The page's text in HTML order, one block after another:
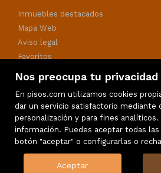
Nos preocupa tu privacidad
En pisos.com utilizamos cookies
dar un servicio satisfactorio mediante
personalización y para fines analíticos.
información. Puedes aceptar todas
botón "aceptar" o configurarlas o
Aceptar
Inmuebles destacados
Mapa Web
Aviso legal
Favoritos